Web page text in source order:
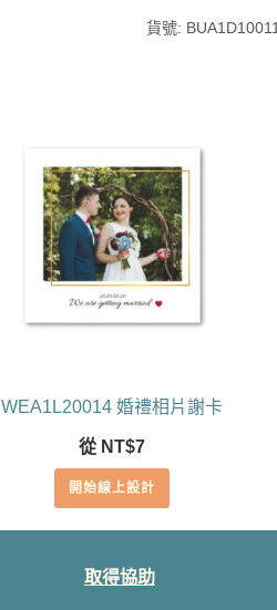
貨號:
WEA1L20014 婚禮相片謝卡
從 NT$7
開始線上設計
取得協助